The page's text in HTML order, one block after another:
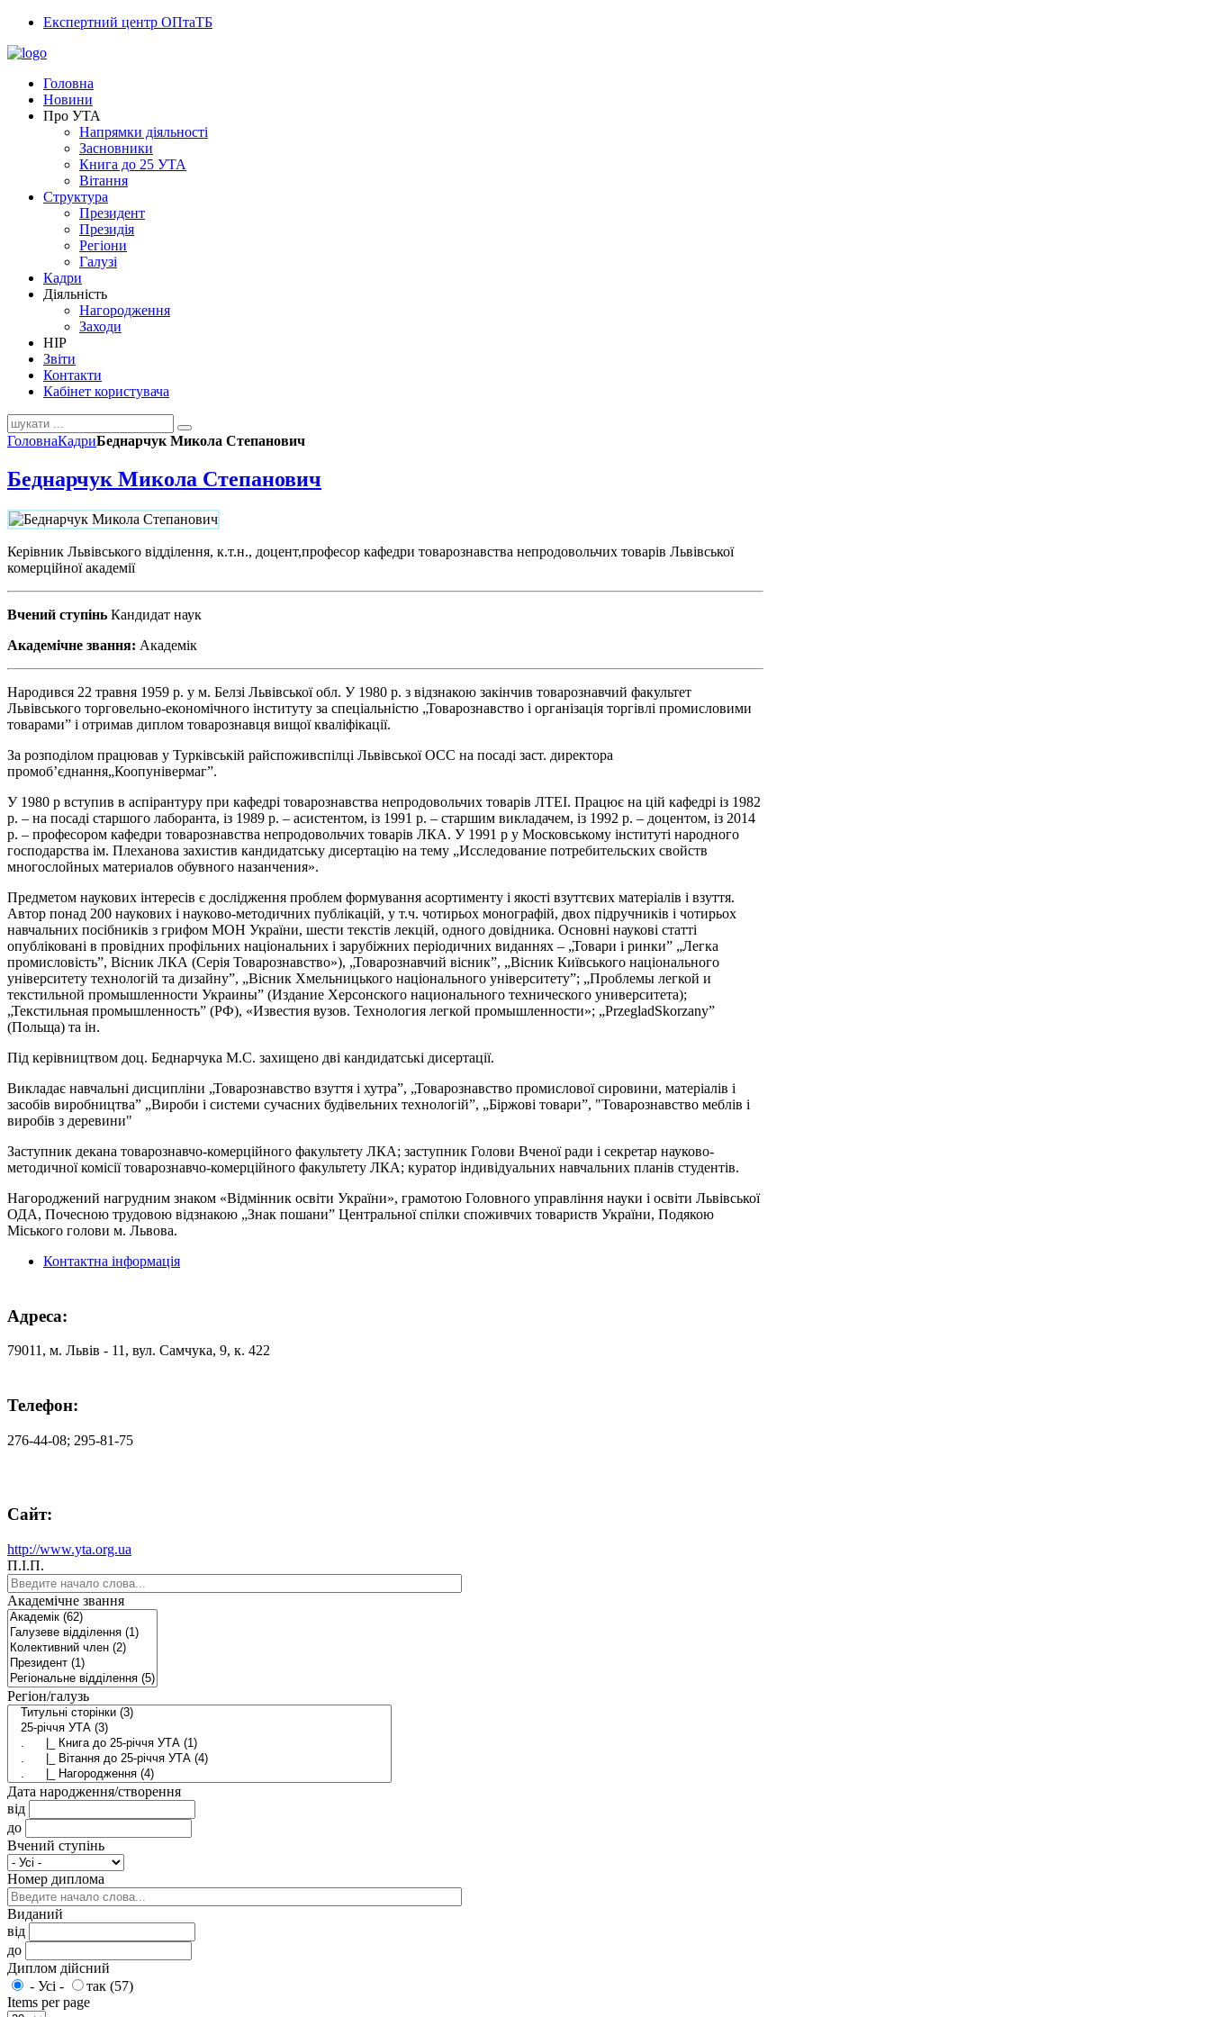
Експертний центр ОПтаТБ
Головна
Новини
Про УТА
Напрямки діяльності
Засновники
Книга до 25 УТА
Вітання
Структура
Президент
Президія
Регіони
Галузі
Кадри
Діяльність
Нагородження
Заходи
НІР
Звіти
Контакти
Кабінет користувача
ГоловнаКадриБеднарчук Микола Степанович
Беднарчук Микола Степанович
Керівник Львівського відділення, к.т.н., доцент,професор кафедри товарознавства непродовольчих товарів Львівської
комерційної академії
Вчений ступінь Кандидат наук
Академічне звання: Академік
Народився 22 травня 1959 р. у м. Белзі Львівської обл. У 1980 р. з відзнакою закінчив товарознавчий факультет
Львівського торговельно-економічного інституту за спеціальністю „Товарознавство і організація торгівлі промисловими
товарами” і отримав диплом товарознавця вищої кваліфікації.
За розподілом працював у Турківській райспоживспілці Львівської ОСС на посаді заст. директора
промоб’єднання„Коопунівермаг”.
У 1980 р вступив в аспірантуру при кафедрі товарознавства непродовольчих товарів ЛТЕІ. Працює на цій кафедрі із 1982
р. – на посаді старшого лаборанта, із 1989 р. – асистентом, із 1991 р. – старшим викладачем, із 1992 р. – доцентом, із 2014
р. – професором кафедри товарознавства непродовольчих товарів ЛКА. У 1991 р у Московському інституті народного
господарства ім. Плеханова захистив кандидатську дисертацію на тему „Исследование потребительских свойств
многослойных материалов обувного назанчения».
Предметом наукових інтересів є дослідження проблем формування асортименту і якості взуттєвих матеріалів і взуття.
Автор понад 200 наукових і науково-методичних публікацій, у т.ч. чотирьох монографій, двох підручників і чотирьох
навчальних посібників з грифом МОН України, шести текстів лекцій, одного довідника. Основні наукові статті
опубліковані в провідних профільних національних і зарубіжних періодичних виданнях – „Товари і ринки” „Легка
промисловість”, Вісник ЛКА (Серія Товарознавство»), „Товарознавчий вісник”, „Вісник Київського національного
університету технологій та дизайну”, „Вісник Хмельницького національного університету”; „Проблемы легкой и
текстильной промышленности Украины” (Издание Херсонского национального технического университета);
„Текстильная промышленность” (РФ), «Известия вузов. Технология легкой промышленности»; „PrzegladSkorzany”
(Польща) та ін.
Під керівництвом доц. Беднарчука М.С. захищено дві кандидатські дисертації.
Викладає навчальні дисципліни „Товарознавство взуття і хутра”, „Товарознавство промислової сировини, матеріалів і
засобів виробництва” „Вироби і системи сучасних будівельних технологій”, „Біржові товари”, "Товарознавство меблів і
виробів з деревини"
Заступник декана товарознавчо-комерційного факультету ЛКА; заступник Голови Вченої ради і секретар науково-
методичної комісії товарознавчо-комерційного факультету ЛКА; куратор індивідуальних навчальних планів студентів.
Нагороджений нагрудним знаком «Відмінник освіти України», грамотою Головного управління науки і освіти Львівської
ОДА, Почесною трудовою відзнакою „Знак пошани” Центральної спілки споживчих товариств України, Подякою
Міського голови м. Львова.
Контактна інформація
Адреса:
79011, м. Львів - 11, вул. Самчука, 9, к. 422
Телефон:
276-44-08; 295-81-75
Сайт:
http://www.yta.org.ua
П.І.П.
Академічне звання
Регіон/галузь
Дата народження/створення
від
до
Вчений ступінь
Номер диплома
Виданий
від
до
Диплом дійсний
- Усі -
так (57)
Items per page